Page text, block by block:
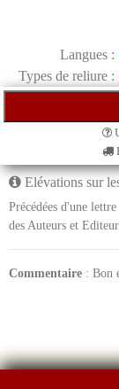
Langues :
Types de reliure :
Elévations sur
Précédées d'une
des Auteurs et
Commentaire : Bon